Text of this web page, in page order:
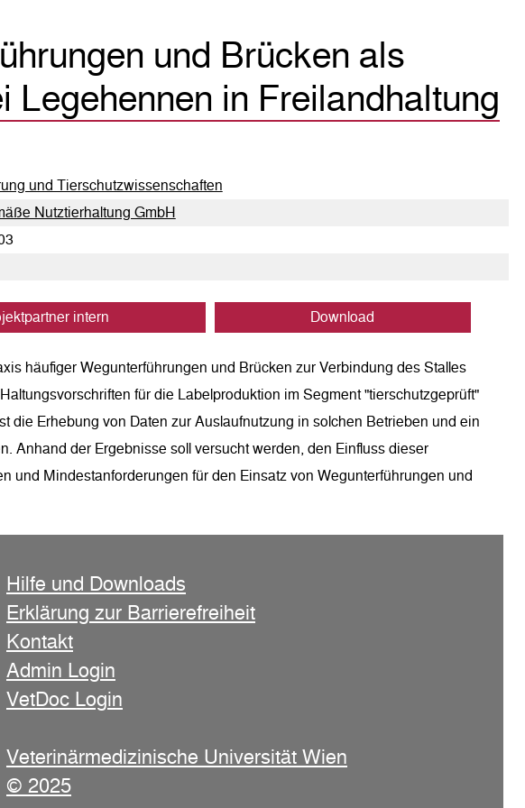
und Brücken als
Legehennen in Freilandhaltung
und Tierschutzwissenschaften
Nutztierhaltung GmbH
intern Download
häufiger Wegunterführungen und Brücken zur Verbindung des Stalles
für die Labelproduktion im Segment "tierschutzgeprüft"
die Erhebung von Daten zur Auslaufnutzung in solchen Betrieben und ein
Anhand der Ergebnisse soll versucht werden, den Einfluss dieser
und Mindestanforderungen für den Einsatz von Wegunterführungen und
Hilfe und Downloads
Erklärung zur Barrierefreiheit
Kontakt
Admin Login
VetDoc Login
Veterinärmedizinische Universität Wien
© 2025